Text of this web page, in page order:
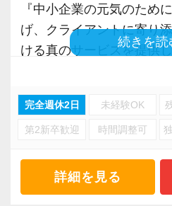
経験豊富な税理士、科目
おり、実務、資格勉強と
きやすい環境で、合格を
週1日からの在宅勤務が
もっと在宅勤務ができる
ベートとの両立、充実し
＜待遇等＞
繁忙期には残業となるこ
『中小企業の元気のため
げ、クライアントに寄り
ける真のサービスを提供し
ました。
補者を求めています！】
今回、クライアント増加
続きを読
完全週休2日 未経験OK
第2新卒歓迎 時間調整可
詳細を見る